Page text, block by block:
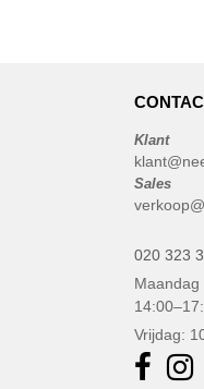
Klant
Sales
020 323
Vrijdag: